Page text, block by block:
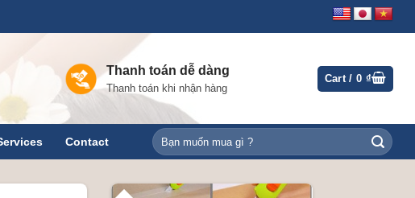
Thanh toán dễ dàng
Thanh toán khi nhận hàng
Cart /0₫
Contact
Search
for: